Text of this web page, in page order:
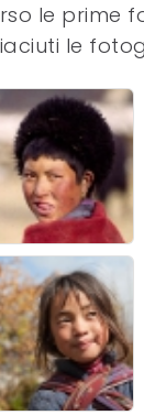
le prime
le